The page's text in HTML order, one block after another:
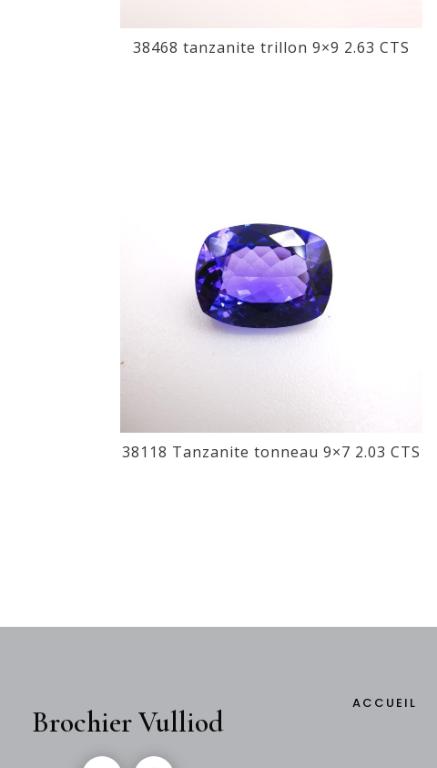
38468 tanzanite trillon 9×9 2.63 CTS
38118 Tanzanite tonneau 9×7 2.03 CTS
Brochier Vulliod
ACCUEIL